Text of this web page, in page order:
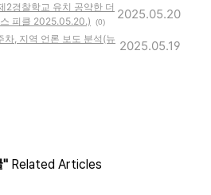
2경찰학교 유치 공약한 더
피클 2025.05.20.)
(0)
2025.05.20
차, 지역 언론 보도 분석(뉴 2025.05.19
'' Related Articles